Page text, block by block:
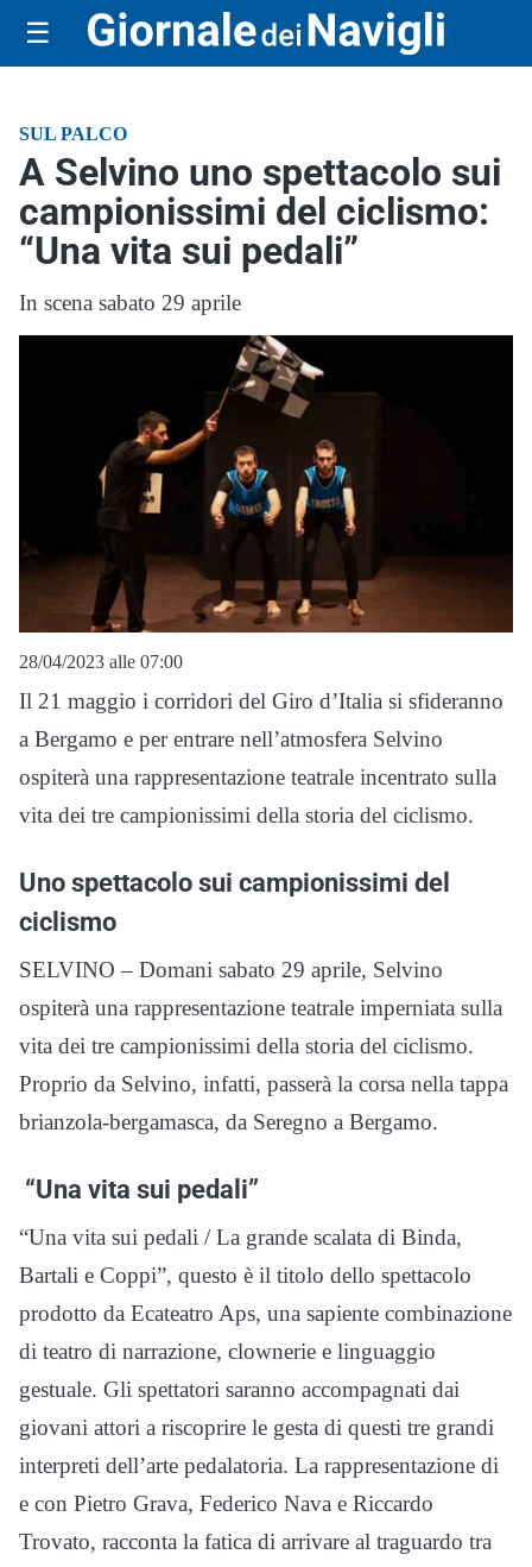
☰
SUL PALCO
A Selvino uno spettacolo sui
campionissimi del ciclismo:
“Una vita sui pedali”
In scena sabato 29 aprile
28/04/2023 alle 07:00
Il 21 maggio i corridori del Giro d’Italia si sfideranno
a Bergamo e per entrare nell’atmosfera Selvino
ospiterà una rappresentazione teatrale incentrato sulla
vita dei tre campionissimi della storia del ciclismo.
Uno spettacolo sui campionissimi del
ciclismo
SELVINO – Domani sabato 29 aprile, Selvino
ospiterà una rappresentazione teatrale imperniata sulla
vita dei tre campionissimi della storia del ciclismo.
Proprio da Selvino, infatti, passerà la corsa nella tappa
brianzola-bergamasca, da Seregno a Bergamo.
“Una vita sui pedali”
“Una vita sui pedali / La grande scalata di Binda,
Bartali e Coppi”, questo è il titolo dello spettacolo
prodotto da Ecateatro Aps, una sapiente combinazione
di teatro di narrazione, clownerie e linguaggio
gestuale. Gli spettatori saranno accompagnati dai
giovani attori a riscoprire le gesta di questi tre grandi
interpreti dell’arte pedalatoria. La rappresentazione di
e con Pietro Grava, Federico Nava e Riccardo
Trovato, racconta la fatica di arrivare al traguardo tra